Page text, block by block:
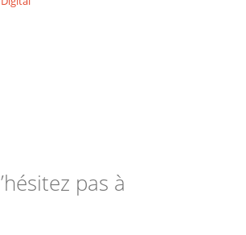
pas à